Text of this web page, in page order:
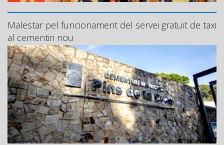
Malestar pel funcionament del servei gratuït de taxi
al cementiri nou